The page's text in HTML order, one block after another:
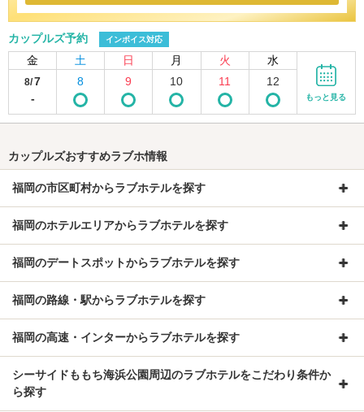
カップルズ予約 インボイス対応
金 土 日 月 火 水
8/7
-
8 9 10 11 12
もっと見る
カップルズおすすめラブホ情報
福岡の市区町村からラブホテルを探す
福岡のホテルエリアからラブホテルを探す
福岡のデートスポットからラブホテルを探す
福岡の路線・駅からラブホテルを探す
福岡の高速・インターからラブホテルを探す
シーサイドももち海浜公園周辺のラブホテルをこだわり条件か
ら探す